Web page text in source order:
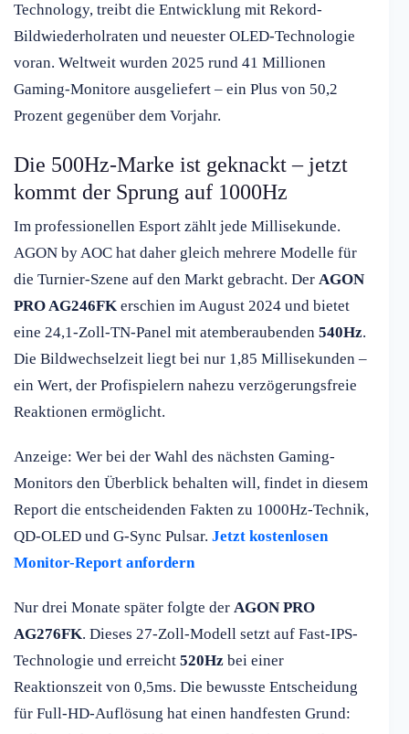
Technology, treibt die Entwicklung mit Rekord-
Bildwiederholraten und neuester OLED-Technologie
voran. Weltweit wurden 2025 rund 41 Millionen
Gaming-Monitore ausgeliefert – ein Plus von 50,2
Prozent gegenüber dem Vorjahr.
Die 500Hz-Marke ist geknackt – jetzt
kommt der Sprung auf 1000Hz
Im professionellen Esport zählt jede Millisekunde.
AGON by AOC hat daher gleich mehrere Modelle für
die Turnier-Szene auf den Markt gebracht. Der AGON
PRO AG246FK erschien im August 2024 und bietet
eine 24,1-Zoll-TN-Panel mit atemberaubenden 540Hz.
Die Bildwechselzeit liegt bei nur 1,85 Millisekunden –
ein Wert, der Profispielern nahezu verzögerungsfreie
Reaktionen ermöglicht.
Anzeige: Wer bei der Wahl des nächsten Gaming-
Monitors den Überblick behalten will, findet in diesem
Report die entscheidenden Fakten zu 1000Hz-Technik,
QD-OLED und G-Sync Pulsar. Jetzt kostenlosen
Monitor-Report anfordern
Nur drei Monate später folgte der AGON PRO
AG276FK. Dieses 27-Zoll-Modell setzt auf Fast-IPS-
Technologie und erreicht 520Hz bei einer
Reaktionszeit von 0,5ms. Die bewusste Entscheidung
für Full-HD-Auflösung hat einen handfesten Grund: